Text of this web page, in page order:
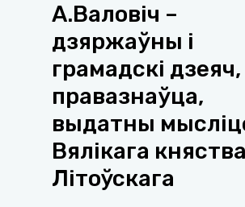
А.Валовіч –
дзяржаўны i
грамадскі дзеяч,
правазнаўца,
выдатны
Вялікага княства
Літоўскага